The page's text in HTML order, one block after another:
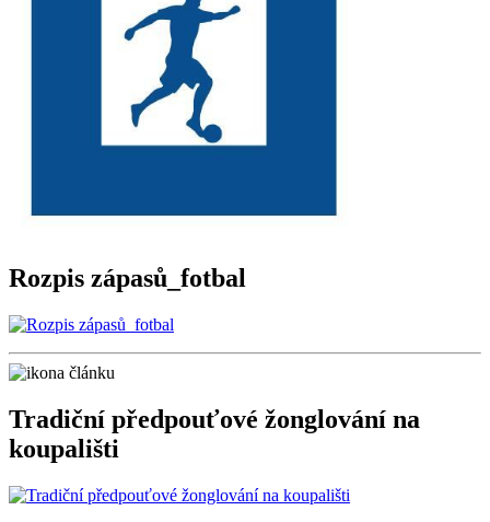
Rozpis zápasů_fotbal
Tradiční předpouťové žonglování na
koupališti